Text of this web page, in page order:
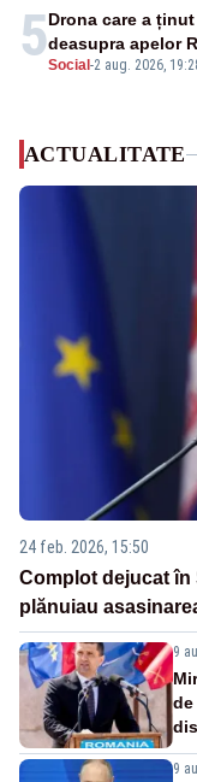
5Social -2 aug. 2026,
Drona care a
deasupra apelor
ACTUALITATE
24 feb. 2026, 15:50
Complot dejucat în
plănuiau
9
de
9